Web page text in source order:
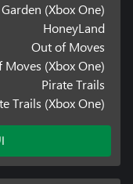
(Xbox One)
HoneyLand
Out of Moves
Moves (Xbox One)
Pirate Trails
Trails (Xbox One)